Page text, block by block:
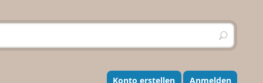
S
u
h
e
Konto erstellen Anmelden